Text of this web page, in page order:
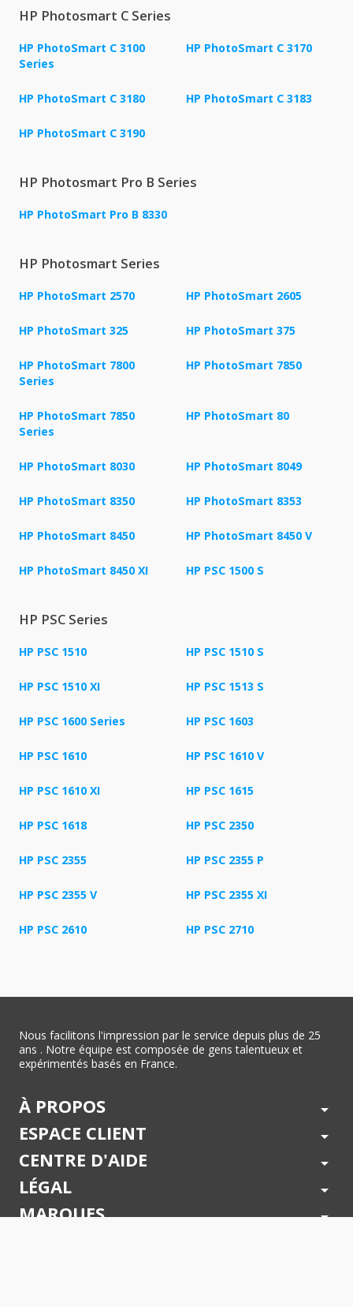
HP Photosmart C Series
HP PhotoSmart C 3100
Series
HP PhotoSmart C 3170
HP PhotoSmart C 3180 HP PhotoSmart C 3183
HP PhotoSmart C 3190
HP Photosmart Pro B Series
HP PhotoSmart Pro B 8330
HP Photosmart Series
HP PhotoSmart 2570 HP PhotoSmart 2605
HP PhotoSmart 325 HP PhotoSmart 375
HP PhotoSmart 7800
Series
HP PhotoSmart 7850
HP PhotoSmart 7850
Series
HP PhotoSmart 80
HP PhotoSmart 8030 HP PhotoSmart 8049
HP PhotoSmart 8350 HP PhotoSmart 8353
HP PhotoSmart 8450 HP PhotoSmart 8450 V
HP PhotoSmart 8450 XI HP PSC 1500 S
HP PSC Series
HP PSC 1510 HP PSC 1510 S
HP PSC 1510 XI HP PSC 1513 S
HP PSC 1600 Series HP PSC 1603
HP PSC 1610 HP PSC 1610 V
HP PSC 1610 XI HP PSC 1615
HP PSC 1618 HP PSC 2350
HP PSC 2355 HP PSC 2355 P
HP PSC 2355 V HP PSC 2355 XI
HP PSC 2610 HP PSC 2710
Nous facilitons l'impression par le service depuis plus de 25
ans . Notre équipe est composée de gens talentueux et
expérimentés basés en France.
À PROPOS arrow_drop_down
ESPACE CLIENT arrow_drop_down
CENTRE D'AIDE arrow_drop_down
LÉGAL arrow_drop_down
MARQUES arrow_drop_down